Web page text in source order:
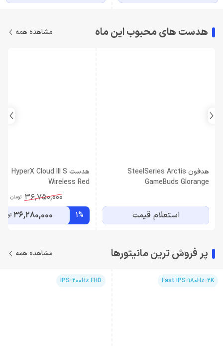
هدست های محبوب این ماه مشاهده همه
هدفون SteelSeries Arctis
GameBuds Glorange
استعلام قیمت
هدست HyperX Cloud III S
Wireless Red
36,750,000 تومان
1%
36,280,000 تومان
پر فروش ترین مانیتورها مشاهده همه
Fast IPS-180Hz-2K
IPS-200Hz FHD